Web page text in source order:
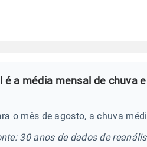
é a média mensal de chuva
o mês de agosto, a chuva
30 anos de dados de